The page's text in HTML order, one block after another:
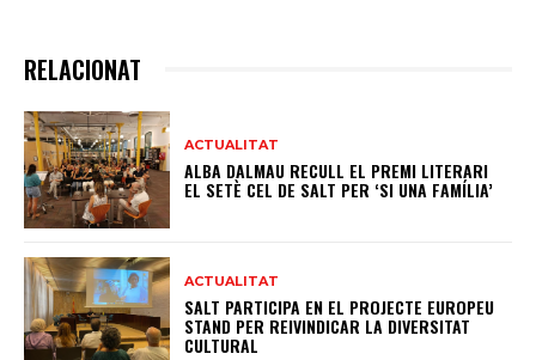
RELACIONAT
ACTUALITAT
ALBA DALMAU RECULL EL PREMI LITERARI
EL SETÈ CEL DE SALT PER ‘SI UNA FAMÍLIA’
ACTUALITAT
SALT PARTICIPA EN EL PROJECTE EUROPEU
STAND PER REIVINDICAR LA DIVERSITAT
CULTURAL